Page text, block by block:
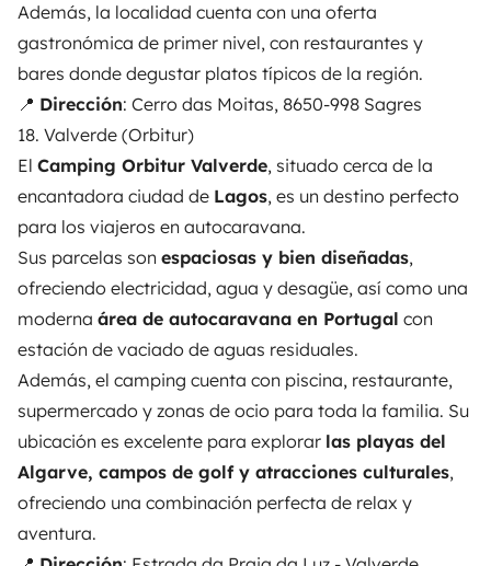
Además, la localidad cuenta con una oferta
gastronómica de primer nivel, con restaurantes y
bares donde degustar platos típicos de la región.
📍 Dirección: Cerro das Moitas, 8650-998 Sagres
18. Valverde (Orbitur)
El Camping Orbitur Valverde, situado cerca de la
encantadora ciudad de Lagos, es un destino perfecto
para los viajeros en autocaravana.
Sus parcelas son espaciosas y bien diseñadas,
ofreciendo electricidad, agua y desagüe, así como una
moderna área de autocaravana en Portugal con
estación de vaciado de aguas residuales.
Además, el camping cuenta con piscina, restaurante,
supermercado y zonas de ocio para toda la familia. Su
ubicación es excelente para explorar las playas del
Algarve, campos de golf y atracciones culturales,
ofreciendo una combinación perfecta de relax y
aventura.